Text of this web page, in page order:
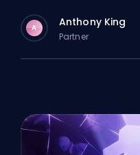
A Anthony King
Partner